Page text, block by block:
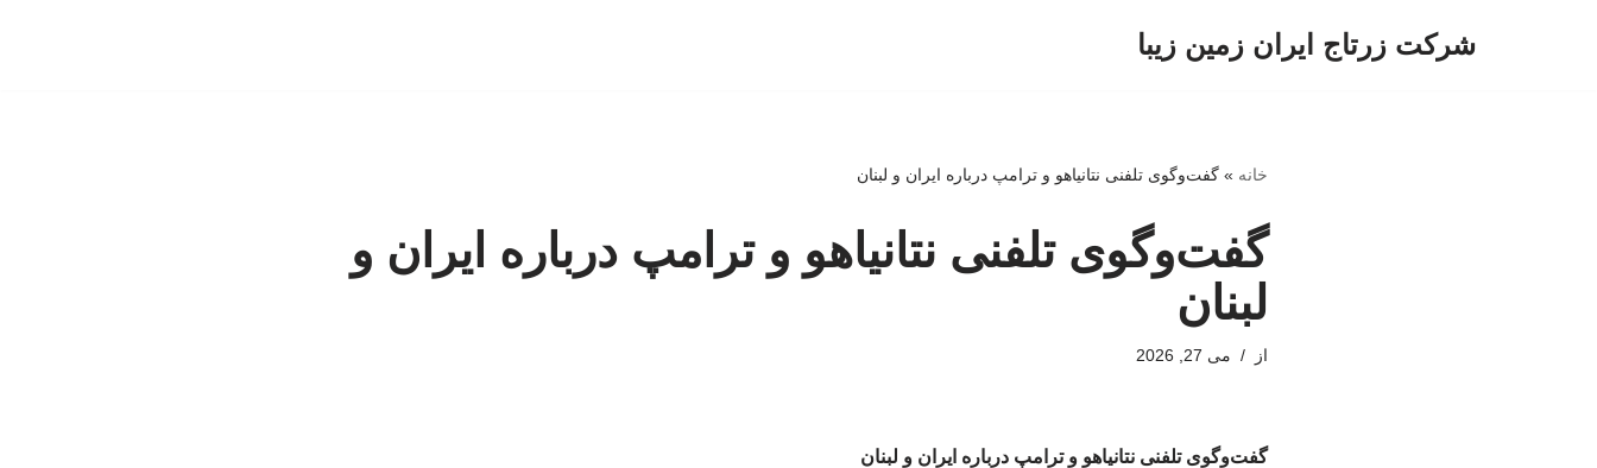
شرکت زرتاج ایران زمین زیبا
خانه »گفت‌وگوی تلفنی نتانیاهو و ترامپ درباره ایران و لبنان
گفت‌وگوی تلفنی نتانیاهو و ترامپ درباره ایران و
لبنان
از می 27, 2026
گفت‌وگوی تلفنی نتانیاهو و ترامپ درباره ایران و لبنان